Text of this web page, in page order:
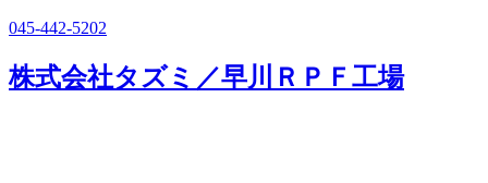
045-442-5202
株式会社タズミ／早川ＲＰＦ工場